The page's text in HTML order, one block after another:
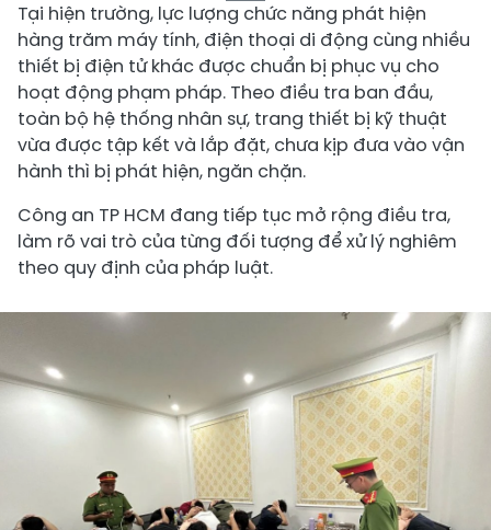
Tại hiện trường, lực lượng chức năng phát hiện
hàng trăm máy tính, điện thoại di động cùng nhiều
thiết bị điện tử khác được chuẩn bị phục vụ cho
hoạt động phạm pháp. Theo điều tra ban đầu,
toàn bộ hệ thống nhân sự, trang thiết bị kỹ thuật
vừa được tập kết và lắp đặt, chưa kịp đưa vào vận
hành thì bị phát hiện, ngăn chặn.
Công an TP HCM đang tiếp tục mở rộng điều tra,
làm rõ vai trò của từng đối tượng để xử lý nghiêm
theo quy định của pháp luật.